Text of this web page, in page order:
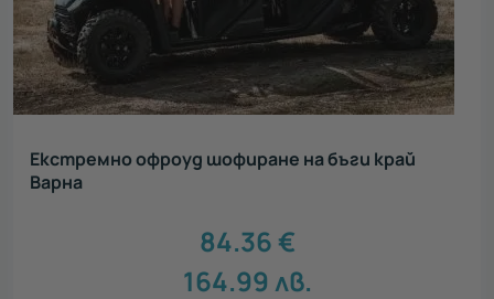
Екстремно офроуд шофиране на бъги край
Варна
84.36€
164.99 лв.